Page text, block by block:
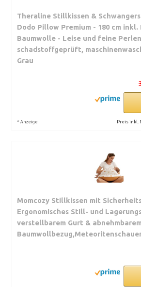
Theraline Stillkissen &
Dodo Pillow Premium - 180 cm inkl.
Baumwolle - Leise und feine
schadstoffgeprüft,
Grau
* Anzeige Preis inkl.
Momcozy Stillkissen mit
Ergonomisches Still- und
verstellbarem Gurt & abnehmbarem